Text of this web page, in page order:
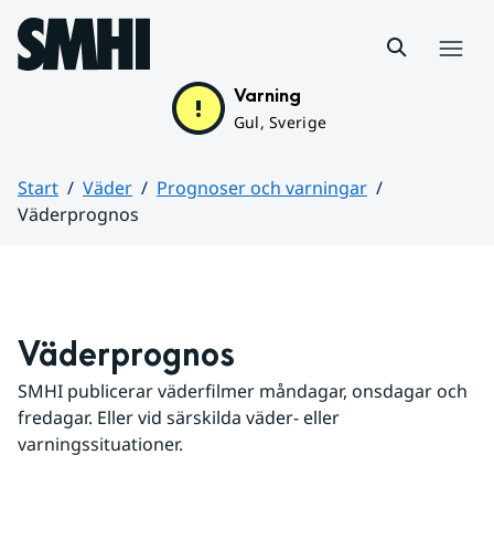
Hoppa till sidans innehåll
Varning
Gul, Sverige
Start Väder
Prognoser och varningar
Väderprognos
Väderprognos
SMHI publicerar väderfilmer måndagar, onsdagar och
fredagar. Eller vid särskilda väder- eller
varningssituationer.